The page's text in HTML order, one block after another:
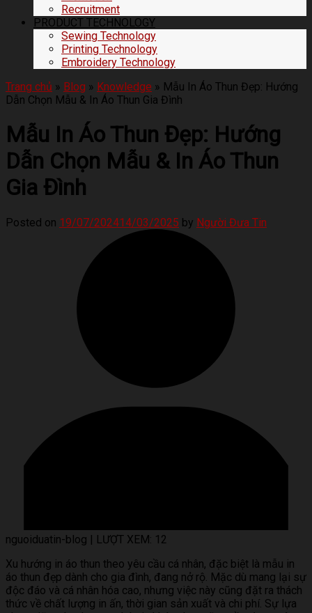
Recruitment
PRODUCT TECHNOLOGY
Sewing Technology
Printing Technology
Embroidery Technology
Trang chủ » Blog » Knowledge » Mẫu In Áo Thun Đẹp: Hướng
Dẫn Chọn Mẫu & In Áo Thun Gia Đình
Mẫu In Áo Thun Đẹp: Hướng
Dẫn Chọn Mẫu & In Áo Thun
Gia Đình
Posted on 19/07/202414/03/2025 by Người Đưa Tin
nguoiduatin-blog | LƯỢT XEM: 12
Xu hướng in áo thun theo yêu cầu cá nhân, đặc biệt là mẫu in
áo thun đẹp dành cho gia đình, đang nở rộ. Mặc dù mang lại sự
độc đáo và cá nhân hóa cao, nhưng việc này cũng đặt ra thách
thức về chất lượng in ấn, thời gian sản xuất và chi phí. Sự lựa